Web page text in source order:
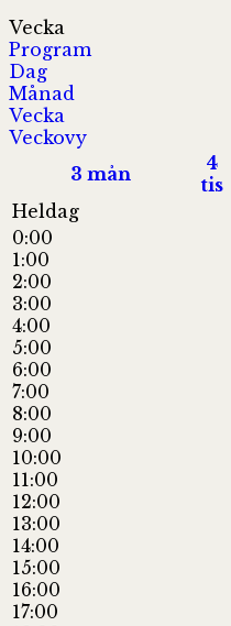
Vecka
Program
Dag
Månad
Vecka
Veckovy
3 mån
4
tis
Heldag
0:00
1:00
2:00
3:00
4:00
5:00
6:00
7:00
8:00
9:00
10:00
11:00
12:00
13:00
14:00
15:00
16:00
17:00